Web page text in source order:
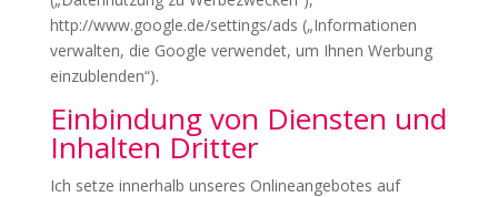
http://www.google.de/settings/ads („Informationen
verwalten, die Google verwendet, um Ihnen Werbung
einzublenden“).
Einbindung von Diensten und
Inhalten Dritter
Ich setze innerhalb unseres Onlineangebotes auf